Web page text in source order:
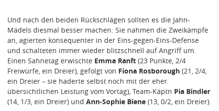
Und nach den beiden Rückschlägen sollten es die Jahn-
Mädels diesmal besser machen: Sie nahmen die Zweikämpfe
an, agierten konsequenter in der Eins-gegen-Eins-Defense
und schalteten immer wieder blitzschnell auf Angriff um.
Einen Sahnetag erwischte Emma Ranft (23 Punkte, 2/4
Freiwürfe, ein Dreier), gefolgt von Fiona Rosborough (21, 2/4,
ein Dreier – sie haderte selbst noch mit der eher
übersichtlichen Leistung vom Vortag), Team-Käptn Pia Bindler
(14, 1/3, ein Dreier) und Ann-Sophie Biene (13, 0/2, ein Dreier).